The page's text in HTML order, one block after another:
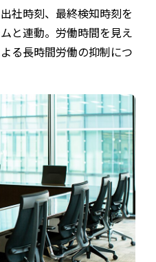
社時刻、最終検知時刻を
と連動。労働時間を見え
る長時間労働の抑制につ